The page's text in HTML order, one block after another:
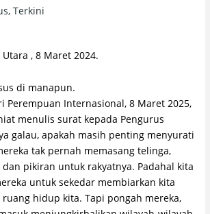
,Terkini
, 8 Maret 2024.
di manapun.
Perempuan Internasional, 8 Maret 2025,
menulis surat kepada Pengurus
galau, apakah masih penting menyurati
tak pernah memasang telinga,
pikiran untuk rakyatnya. Padahal kita
untuk sekedar membiarkan kita
hidup kita. Tapi pongah mereka,